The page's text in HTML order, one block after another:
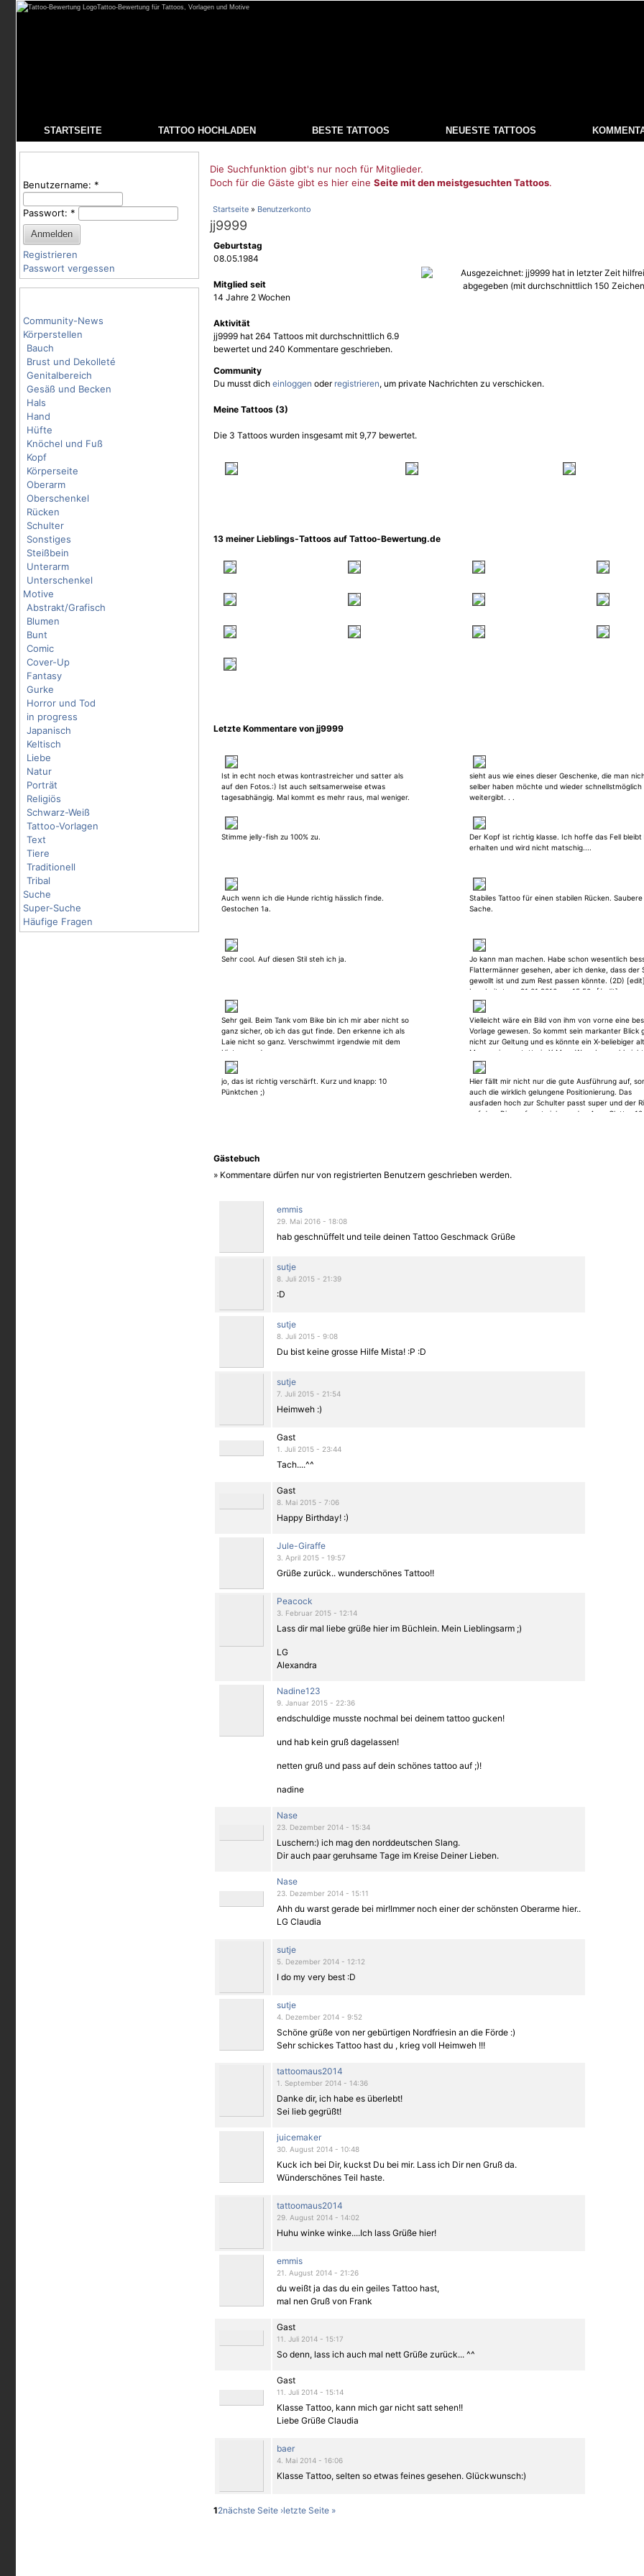
Tattoo-Bewertung für Tattoos, Vorlagen und Motive
STARTSEITE TATTOO HOCHLADEN BESTE TATTOOS NEUESTE TATTOOS
Benutzername: *
Passwort: *
Registrieren
Passwort vergessen
Community-News
Körperstellen
Bauch
Brust und Dekolleté
Genitalbereich
Gesäß und Becken
Hals
Hand
Hüfte
Knöchel und Fuß
Kopf
Körperseite
Oberarm
Oberschenkel
Rücken
Schulter
Sonstiges
Steißbein
Unterarm
Unterschenkel
Motive
Abstrakt/Grafisch
Blumen
Bunt
Comic
Cover-Up
Fantasy
Gurke
Horror und Tod
in progress
Japanisch
Keltisch
Liebe
Natur
Porträt
Religiös
Schwarz-Weiß
Tattoo-Vorlagen
Text
Tiere
Traditionell
Tribal
Suche
Super-Suche
Häufige Fragen
Die Suchfunktion gibt's nur noch für Mitglieder.
Doch für die Gäste gibt es hier eine Seite mit den meistgesuchten Tattoos.
Startseite » Benutzerkonto
jj9999
Geburtstag
08.05.1984
Mitglied seit
14 Jahre 2 Wochen
Aktivität
jj9999 hat 264 Tattoos mit durchschnittlich 6.9
bewertet und 240 Kommentare geschrieben.
Community
Du musst dich einloggen oder registrieren, um private Nachrichten zu verschicken.
Meine Tattoos (3)
Die 3 Tattoos wurden insgesamt mit 9,77 bewertet.
13 meiner Lieblings-Tattoos auf Tattoo-Bewertung.de
Letzte Kommentare von jj9999
Ist in echt noch etwas kontrastreicher und satter als
auf den Fotos.:) Ist auch seltsamerweise etwas
tagesabhängig. Mal kommt es mehr raus, mal weniger.
sieht aus wie eines dieser Geschenke, die man
selber haben möchte und wieder schnellstmöglich
weitergibt. . .
Stimme jelly-fish zu 100% zu.
Der Kopf ist richtig klasse. Ich hoffe das Fell bleibt
erhalten und wird nicht matschig....
Auch wenn ich die Hunde richtig hässlich finde.
Gestochen 1a.
Stabiles Tattoo für einen stabilen Rücken. Saubere
Sache.
Sehr cool. Auf diesen Stil steh ich ja.
Jo kann man machen. Habe schon wesentlich
Flattermänner gesehen, aber ich denke, dass der
gewollt ist und zum Rest passen könnte. (2D)
bearbeitet am 21.01.2016 um 15:50 -[/edit]
Sehr geil. Beim Tank vom Bike bin ich mir aber nicht so
ganz sicher, ob ich das gut finde. Den erkenne ich als
Laie nicht so ganz. Verschwimmt irgendwie mit dem
Hintergrund.
Vielleicht wäre ein Bild von ihm von vorne eine
Vorlage gewesen. So kommt sein markanter Blick
nicht zur Geltung und es könnte ein X-beliebiger
Mann sein, anstatt ein X-Men. Was aber wohl nicht
an der Ausführung vom Inker liegt, denn
es super. [edit]- bearbeitet am 17.11.2015 um
[/edit]
jo, das ist richtig verschärft. Kurz und knapp: 10
Pünktchen ;)
Hier fällt mir nicht nur die gute Ausführung auf,
auch die wirklich gelungene Positionierung. Das
ausfaden hoch zur Schulter passt super und der
auf dem Bizeps formt sich um den Arm. Glatter
Gästebuch
» Kommentare dürfen nur von registrierten Benutzern geschrieben werden.
emmis
29. Mai 2016 - 18:08
hab geschnüffelt und teile deinen Tattoo Geschmack Grüße
sutje
8. Juli 2015 - 21:39
:D
sutje
8. Juli 2015 - 9:08
Du bist keine grosse Hilfe Mista! :P :D
sutje
7. Juli 2015 - 21:54
Heimweh :)
Gast
1. Juli 2015 - 23:44
Tach....^^
Gast
8. Mai 2015 - 7:06
Happy Birthday! :)
Jule-Giraffe
3. April 2015 - 19:57
Grüße zurück.. wunderschönes Tattoo!!
Peacock
3. Februar 2015 - 12:14
Lass dir mal liebe grüße hier im Büchlein. Mein Lieblingsarm ;)
LG
Alexandra
Nadine123
9. Januar 2015 - 22:36
endschuldige musste nochmal bei deinem tattoo gucken!
und hab kein gruß dagelassen!
netten gruß und pass auf dein schönes tattoo auf ;)!
nadine
Nase
23. Dezember 2014 - 15:34
Luschern:) ich mag den norddeutschen Slang.
Dir auch paar geruhsame Tage im Kreise Deiner Lieben.
Nase
23. Dezember 2014 - 15:11
Ahh du warst gerade bei mir!Immer noch einer der schönsten Oberarme hier..
LG Claudia
sutje
5. Dezember 2014 - 12:12
I do my very best :D
sutje
4. Dezember 2014 - 9:52
Schöne grüße von ner gebürtigen Nordfriesin an die Förde :)
Sehr schickes Tattoo hast du , krieg voll Heimweh !!!
tattoomaus2014
1. September 2014 - 14:36
Danke dir, ich habe es überlebt!
Sei lieb gegrüßt!
juicemaker
30. August 2014 - 10:48
Kuck ich bei Dir, kuckst Du bei mir. Lass ich Dir nen Gruß da.
Wünderschönes Teil haste.
tattoomaus2014
29. August 2014 - 14:02
Huhu winke winke....Ich lass Grüße hier!
emmis
21. August 2014 - 21:26
du weißt ja das du ein geiles Tattoo hast,
mal nen Gruß von Frank
Gast
11. Juli 2014 - 15:17
So denn, lass ich auch mal nett Grüße zurück... ^^
Gast
11. Juli 2014 - 15:14
Klasse Tattoo, kann mich gar nicht satt sehen!!
Liebe Grüße Claudia
baer
4. Mai 2014 - 16:06
Klasse Tattoo, selten so etwas feines gesehen. Glückwunsch:)
12nächste Seite ›letzte Seite »